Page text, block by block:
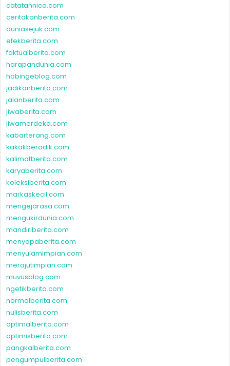
catatannico.com
ceritakanberita.com
duniasejuk.com
efekberita.com
faktualberita.com
harapandunia.com
hobingeblog.com
jadikanberita.com
jalanberita.com
jiwaberita.com
jiwamerdeka.com
kabarterang.com
kakakberadik.com
kalimatberita.com
karyaberita.com
koleksiberita.com
markaskecil.com
mengejarasa.com
mengukirdunia.com
mandiriberita.com
menyapaberita.com
menyulamimpian.com
merajutimpian.com
muvusblog.com
ngetikberita.com
normalberita.com
nulisberita.com
optimalberita.com
optimisberita.com
pangkalberita.com
pengumpulberita.com